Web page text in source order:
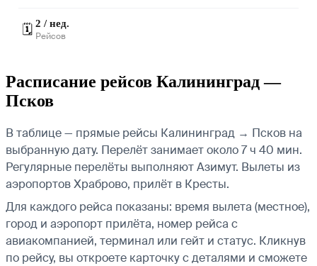
🗓️ 2 / нед.
Рейсов
Расписание рейсов Калининград —
Псков
В таблице — прямые рейсы Калининград → Псков на
выбранную дату. Перелёт занимает около 7 ч 40 мин.
Регулярные перелёты выполняют Азимут. Вылеты из
аэропортов Храброво, прилёт в Кресты.
Для каждого рейса показаны: время вылета (местное),
город и аэропорт прилёта, номер рейса с
авиакомпанией, терминал или гейт и статус. Кликнув
по рейсу, вы откроете карточку с деталями и сможете